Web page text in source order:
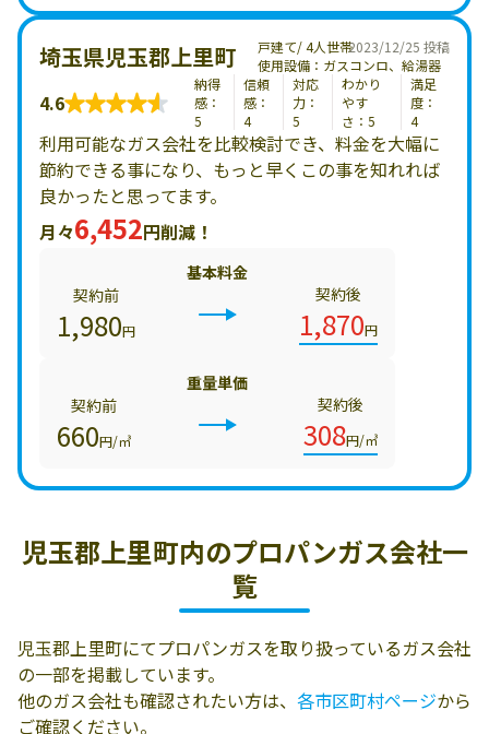
2023/12/25 投稿
埼玉県児玉郡上里町
戸建て/ 4人世帯
使用設備：ガスコンロ、給湯器
4.6
納得
感：
5
信頼
感：
4
対応
力：
5
わかり
やす
さ：5
満足
度：
4
利用可能なガス会社を比較検討でき、料金を大幅に
節約できる事になり、もっと早くこの事を知れれば
良かったと思ってます。
月々6,452円削減！
基本料金
契約前
1,980円
契約後
1,870円
重量単価
契約前
660円/㎥
契約後
308円/㎥
児玉郡上里町内のプロパンガス会社一
覧
児玉郡上里町にてプロパンガスを取り扱っているガス会社
の一部を掲載しています。
他のガス会社も確認されたい方は、 各市区町村ページから
ご確認ください。